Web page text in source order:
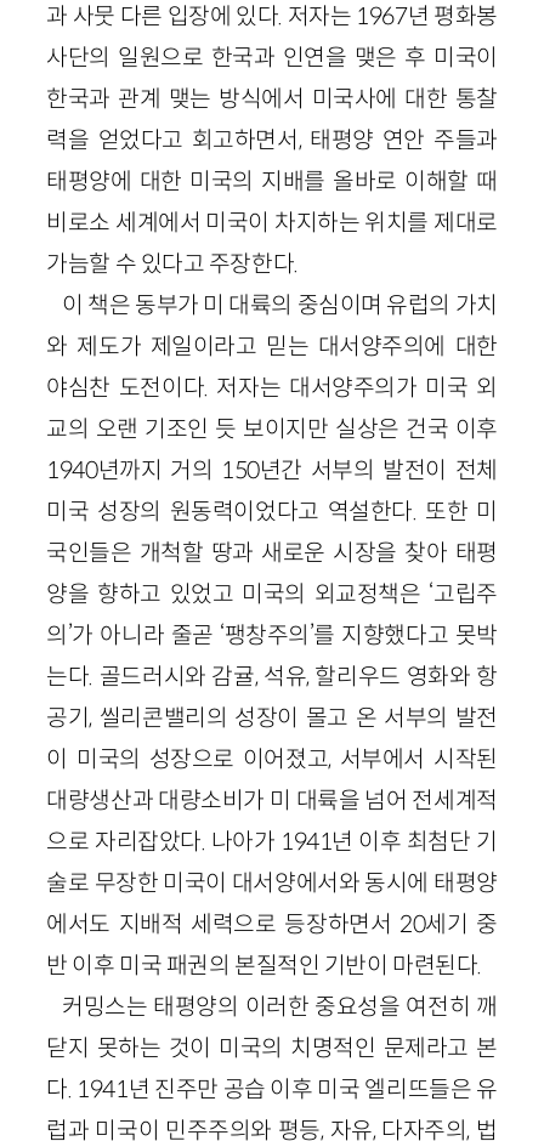
과 사뭇 다른 입장에 있다. 저자는 1967년 평화봉
사단의 일원으로 한국과 인연을 맺은 후 미국이
한국과 관계 맺는 방식에서 미국사에 대한 통찰
력을 얻었다고 회고하면서, 태평양 연안 주들과
태평양에 대한 미국의 지배를 올바로 이해할 때
비로소 세계에서 미국이 차지하는 위치를 제대로
가늠할 수 있다고 주장한다.
이 책은 동부가 미 대륙의 중심이며 유럽의 가치
와 제도가 제일이라고 믿는 대서양주의에 대한
야심찬 도전이다. 저자는 대서양주의가 미국 외
교의 오랜 기조인 듯 보이지만 실상은 건국 이후
1940년까지 거의 150년간 서부의 발전이 전체
미국 성장의 원동력이었다고 역설한다. 또한 미
국인들은 개척할 땅과 새로운 시장을 찾아 태평
양을 향하고 있었고 미국의 외교정책은 ‘고립주
의’가 아니라 줄곧 ‘팽창주의’를 지향했다고 못박
는다. 골드러시와 감귤, 석유, 할리우드 영화와 항
공기, 씰리콘밸리의 성장이 몰고 온 서부의 발전
이 미국의 성장으로 이어졌고, 서부에서 시작된
대량생산과 대량소비가 미 대륙을 넘어 전세계적
으로 자리잡았다. 나아가 1941년 이후 최첨단 기
술로 무장한 미국이 대서양에서와 동시에 태평양
에서도 지배적 세력으로 등장하면서 20세기 중
반 이후 미국 패권의 본질적인 기반이 마련된다.
커밍스는 태평양의 이러한 중요성을 여전히 깨
닫지 못하는 것이 미국의 치명적인 문제라고 본
다. 1941년 진주만 공습 이후 미국 엘리뜨들은 유
럽과 미국이 민주주의와 평등, 자유, 다자주의, 법